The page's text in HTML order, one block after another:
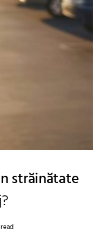
străinătate